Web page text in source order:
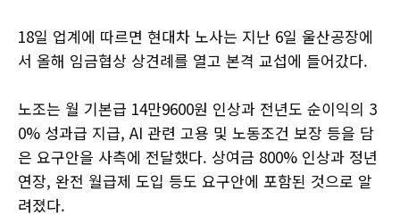
18일 업계에 따르면 현대차 노사는 지난 6일 울산공장에
서 올해 임금협상 상견례를 열고 본격 교섭에 들어갔다.
노조는 월 기본급 14만9600원 인상과 전년도 순이익의 3
0% 성과급 지급, AI 관련 고용 및 노동조건 보장 등을 담
은 요구안을 사측에 전달했다. 상여금 800% 인상과 정년
연장, 완전 월급제 도입 등도 요구안에 포함된 것으로 알
려졌다.